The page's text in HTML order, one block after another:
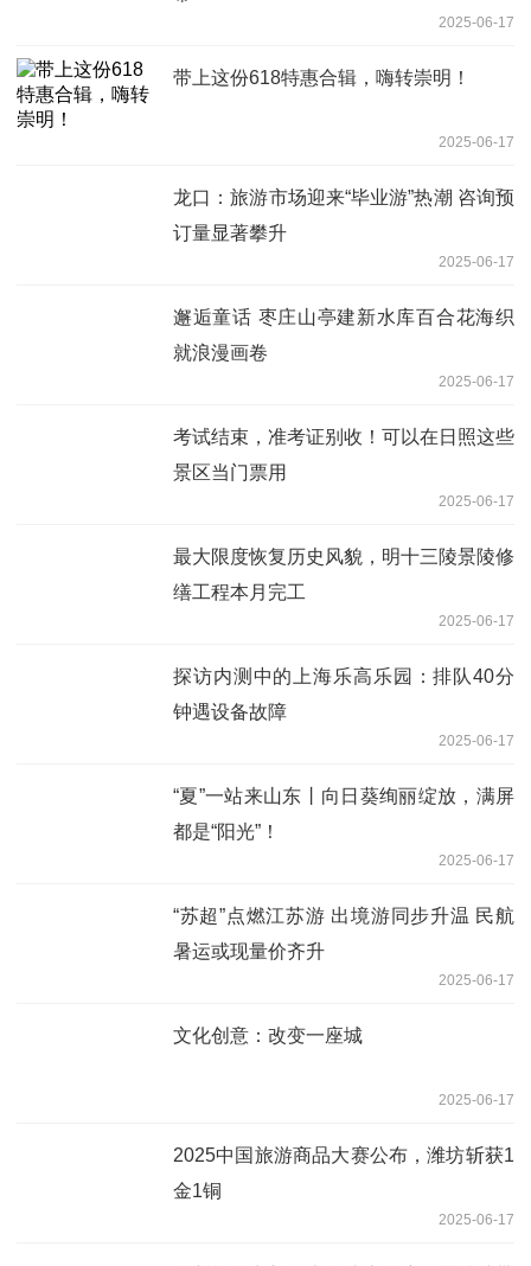
2025-06-17
带上这份618特惠合辑，嗨转崇明！
2025-06-17
龙口：旅游市场迎来“毕业游”热潮 咨询预
订量显著攀升
2025-06-17
邂逅童话 枣庄山亭建新水库百合花海织
就浪漫画卷
2025-06-17
考试结束，准考证别收！可以在日照这些
景区当门票用
2025-06-17
最大限度恢复历史风貌，明十三陵景陵修
缮工程本月完工
2025-06-17
探访内测中的上海乐高乐园：排队40分
钟遇设备故障
2025-06-17
“夏”一站来山东丨向日葵绚丽绽放，满屏
都是“阳光”！
2025-06-17
“苏超”点燃江苏游 出境游同步升温 民航
暑运或现量价齐升
2025-06-17
文化创意：改变一座城
2025-06-17
2025中国旅游商品大赛公布，潍坊斩获1
金1铜
2025-06-17